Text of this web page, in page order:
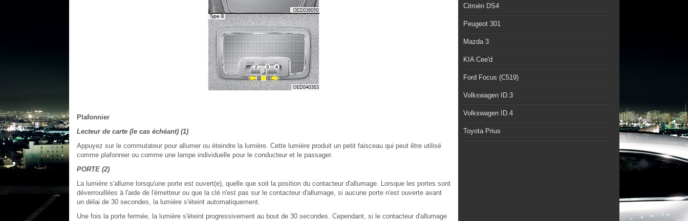
Plafonnier
Lecteur de carte (le cas échéant) (1)
Appuyez sur le commutateur pour allumer ou éteindre la lumière. Cette lumière produit un petit faisceau qui peut être utilisé
comme plafonnier ou comme une lampe individuelle pour le conducteur et le passager.
PORTE (2)
La lumière s'allume lorsqu'une porte est ouvert(e), quelle que soit la position du contacteur d'allumage. Lorsque les portes sont
déverrouillées à l'aide de l'émetteur ou que la clé n'est pas sur le contacteur d'allumage, si aucune porte n'est ouverte avant
un délai de 30 secondes, la lumière s'éteint automatiquement.
Une fois la porte fermée, la lumière s'éteint progressivement au bout de 30 secondes. Cependant, si le contacteur d'allumage
Citroën DS4
Peugeot 301
Mazda 3
KIA Cee'd
Ford Focus (C519)
Volkswagen ID.3
Volkswagen ID.4
Toyota Prius